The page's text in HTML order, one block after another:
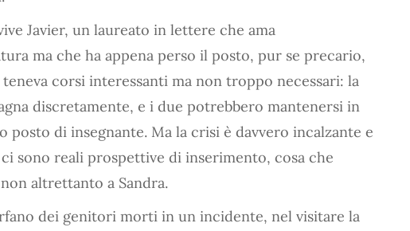
Javier, un laureato in lettere che ama
ma che ha appena perso il posto, pur se precario,
corsi interessanti ma non troppo necessari: la
discretamente, e i due potrebbero mantenersi in
posto di insegnante. Ma la crisi è davvero incalzante e
sono reali prospettive di inserimento, cosa che
altrettanto a Sandra.
dei genitori morti in un incidente, nel visitare la